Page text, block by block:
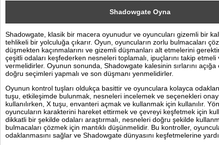
Pinterest
Shadowgate Oyna
Shadowgate, klasik bir macera oyunudur ve oyuncuları gizemli bir
tehlikeli bir yolculuğa çıkarır. Oyun, oyuncuların zorlu bulmacaları
düşmekten kaçınmalarını ve gizemli düşmanları alt etmelerini
çeşitli odaları keşfederken nesneleri toplamalı, ipuçlarını takip
vermelidirler. Oyunun sonunda, Shadowgate kalesinin sırlarını açığa
doğru seçimleri yapmalı ve son düşmanı yenmelidirler.
Oyunun kontrol tuşları oldukça basittir ve oyunculara kolayca
tuşu, etkileşimde bulunmak, nesneleri incelemek ve seçenekleri
kullanılırken, X tuşu, envanteri açmak ve kullanmak için kullanılır.
oyuncuların karakterini hareket ettirmek ve çevreyi keşfetmek için
dikkatli bir şekilde odaları araştırmalı, nesneleri doğru şekilde
bulmacaları çözmek için mantıklı düşünmelidir. Bu kontroller,
odaklanmasını sağlar ve Shadowgate dünyasını keşfetmelerine